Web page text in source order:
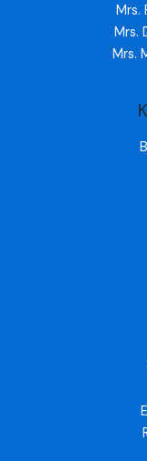
Mrs.
Mrs.
Mrs.